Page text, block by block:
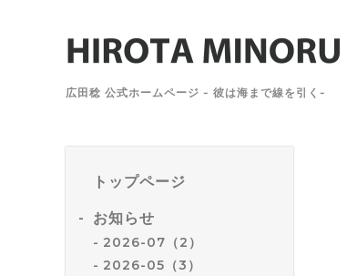
広田稔 公式ホームページ - 彼は海まで線を引く-
トップページ
お知らせ
2026-07（2）
2026-05（3）